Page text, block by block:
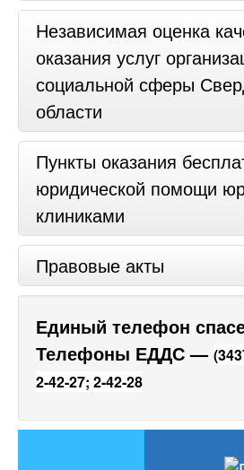
Независимая оценка
оказания услуг
социальной сферы
области
Пункты оказания
юридической помощи
клиниками
Правовые акты
Единый телефон
Телефоны ЕДДС —
2-42-27; 2-42-28